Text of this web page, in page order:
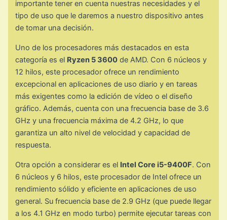
importante tener en cuenta nuestras necesidades y el
tipo de uso que le daremos a nuestro dispositivo antes
de tomar una decisión.
Uno de los procesadores más destacados en esta
categoría es el Ryzen 5 3600 de AMD. Con 6 núcleos y
12 hilos, este procesador ofrece un rendimiento
excepcional en aplicaciones de uso diario y en tareas
más exigentes como la edición de vídeo o el diseño
gráfico. Además, cuenta con una frecuencia base de 3.6
GHz y una frecuencia máxima de 4.2 GHz, lo que
garantiza un alto nivel de velocidad y capacidad de
respuesta.
Otra opción a considerar es el Intel Core i5-9400F. Con
6 núcleos y 6 hilos, este procesador de Intel ofrece un
rendimiento sólido y eficiente en aplicaciones de uso
general. Su frecuencia base de 2.9 GHz (que puede llegar
a los 4.1 GHz en modo turbo) permite ejecutar tareas con